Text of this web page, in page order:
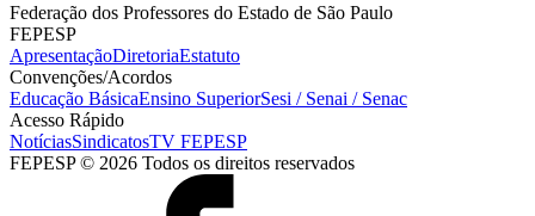
Federação dos Professores do Estado de São Paulo
FEPESP
ApresentaçãoDiretoriaEstatuto
Convenções/Acordos
Educação BásicaEnsino SuperiorSesi / Senai / Senac
Acesso Rápido
NotíciasSindicatosTV FEPESP
FEPESP © 2026 Todos os direitos reservados